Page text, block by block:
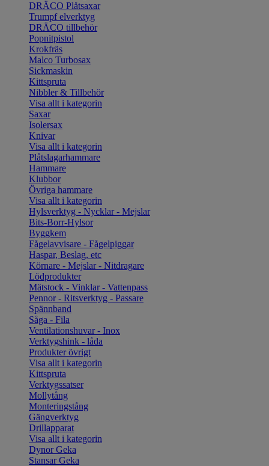
DRÄCO Plåtsaxar
Trumpf elverktyg
DRÄCO tillbehör
Popnitpistol
Krokfräs
Malco Turbosax
Sickmaskin
Kittspruta
Nibbler & Tillbehör
Visa allt i kategorin
Saxar
Isolersax
Knivar
Visa allt i kategorin
Plåtslagarhammare
Hammare
Klubbor
Övriga hammare
Visa allt i kategorin
Hylsverktyg - Nycklar - Mejslar
Bits-Borr-Hylsor
Byggkem
Fågelavvisare - Fågelpiggar
Haspar, Beslag, etc
Körnare - Mejslar - Nitdragare
Lödprodukter
Mätstock - Vinklar - Vattenpass
Pennor - Ritsverktyg - Passare
Spännband
Såga - Fila
Ventilationshuvar - Inox
Verktygshink - låda
Produkter övrigt
Visa allt i kategorin
Kittspruta
Verktygssatser
Mollytång
Monteringstång
Gängverktyg
Drillapparat
Visa allt i kategorin
Dynor Geka
Stansar Geka